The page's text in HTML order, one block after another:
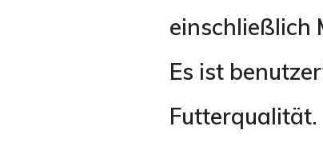
Deutsch Nederlands
einschließlich
Es ist
Futterqualität.